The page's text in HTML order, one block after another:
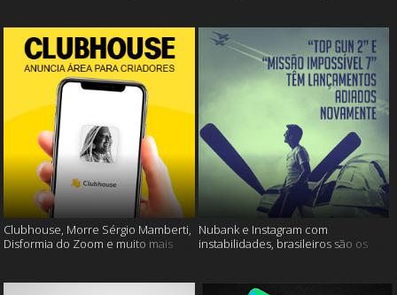
Clubhouse, Morre Sérgio Mamberti,
Disformia do Zoom e muito mais
Nubank e Instagram com
instabilidades, brasileiros são os